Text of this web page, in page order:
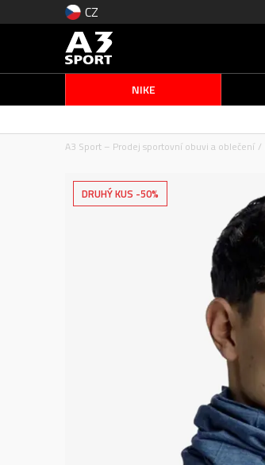
CZ
NIKE
A3 Sport – Prodej sportovní obuvi a oblečení
DRUHÝ KUS -50%